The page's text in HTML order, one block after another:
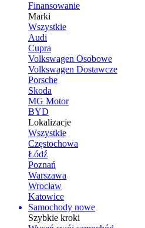
Finansowanie
Marki
Wszystkie
Audi
Cupra
Volkswagen Osobowe
Volkswagen Dostawcze
Porsche
Skoda
MG Motor
BYD
Lokalizacje
Wszystkie
Częstochowa
Łódź
Poznań
Warszawa
Wrocław
Katowice
Samochody nowe
Szybkie kroki